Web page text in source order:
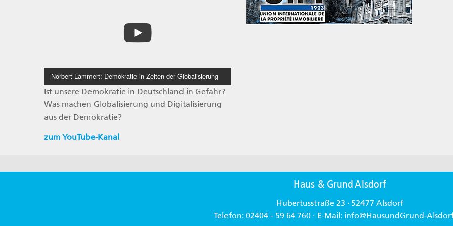
Norbert Lammert: Demokratie in Zeiten der Globalisierung
Ist unsere Demokratie in Deutschland in Gefahr?
Was machen Globalisierung und Digitalisierung
aus der Demokratie?
zum YouTube-Kanal
Haus & Grund Alsdorf
Hubertusstraße 23 · 52477 Alsdorf
Telefon: 02404 - 59 64 760 · E-Mail: info@HausundGrund-